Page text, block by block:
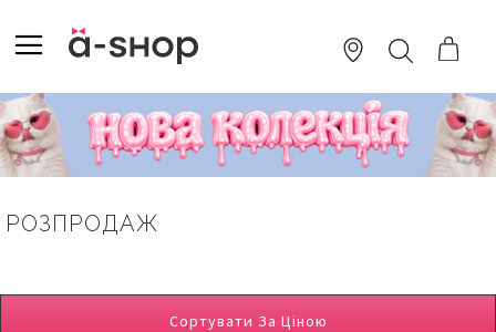
TO
CONTENT
ПОШУК
РОЗПРОДАЖ
Сортувати За Ціною